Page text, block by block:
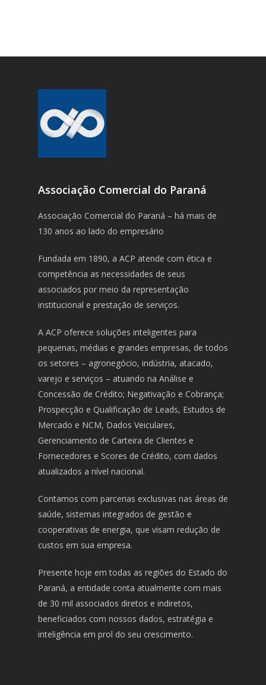
Associação Comercial do Paraná
Associação Comercial do Paraná – há mais de
130 anos ao lado do empresário
Fundada em 1890, a ACP atende com ética e
competência as necessidades de seus
associados por meio da representação
institucional e prestação de serviços.
A ACP oferece soluções inteligentes para
pequenas, médias e grandes empresas, de todos
os setores – agronegócio, indústria, atacado,
varejo e serviços – atuando na Análise e
Concessão de Crédito; Negativação e Cobrança;
Prospecção e Qualificação de Leads, Estudos de
Mercado e NCM, Dados Veiculares,
Gerenciamento de Carteira de Clientes e
Fornecedores e Scores de Crédito, com dados
atualizados a nível nacional.
Contamos com parcerias exclusivas nas áreas de
saúde, sistemas integrados de gestão e
cooperativas de energia, que visam redução de
custos em sua empresa.
Presente hoje em todas as regiões do Estado do
Paraná, a entidade conta atualmente com mais
de 30 mil associados diretos e indiretos,
beneficiados com nossos dados, estratégia e
inteligência em prol do seu crescimento.